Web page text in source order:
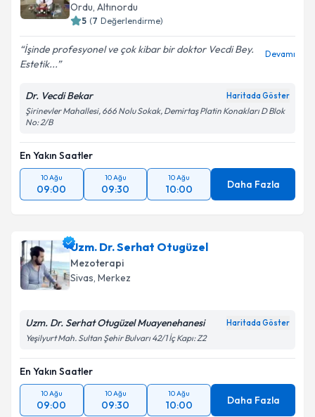
Kişisel verilerimin işlenmesine ilişkin
Metni'ni okudum ve kişisel verilerimin belirtilen
kapsamda işlenmesini kabul ediyorum.
Takvim Talebini Gönder
Ordu, Altınordu
5 (7 Değerlendirme)
İşinde profesyonel ve çok kibar bir doktor Vecdi Bey.
Estetik...
Devamı
Dr. Vecdi Bekar Haritada Göster
Şirinevler Mahallesi, 666 Nolu Sokak, Demirtaş Platin Konakları D Blok
No: 2/B
En Yakın Saatler
10 Ağu
09:00
10 Ağu
09:30
10 Ağu
10:00 Daha Fazla
Uzm. Dr. Serhat Otugüzel
Mezoterapi
Sivas, Merkez
Uzm. Dr. Serhat Otugüzel Muayenehanesi Haritada Göster
Yeşilyurt Mah. Sultan Şehir Bulvarı 42/1 İç Kapı: Z2
En Yakın Saatler
10 Ağu
09:00
10 Ağu
09:30
10 Ağu
10:00 Daha Fazla